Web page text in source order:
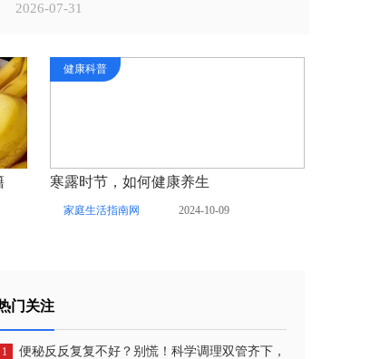
新发展交流会圆满落幕
2026-07-31
健康科普
寒露时节，如何健康养生
家庭生活指南网 2024-10-09
门关注
1
便秘反反复复不好？别慌！科学调理双管齐下，